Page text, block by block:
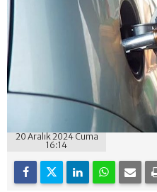
20 Aralık 2024 Cuma
16:14